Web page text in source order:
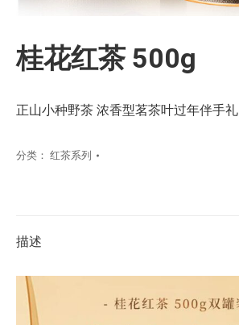
桂花红茶 500g
正山小种野茶 浓香型茗茶叶过年伴手礼
分类： 红茶系列
描述